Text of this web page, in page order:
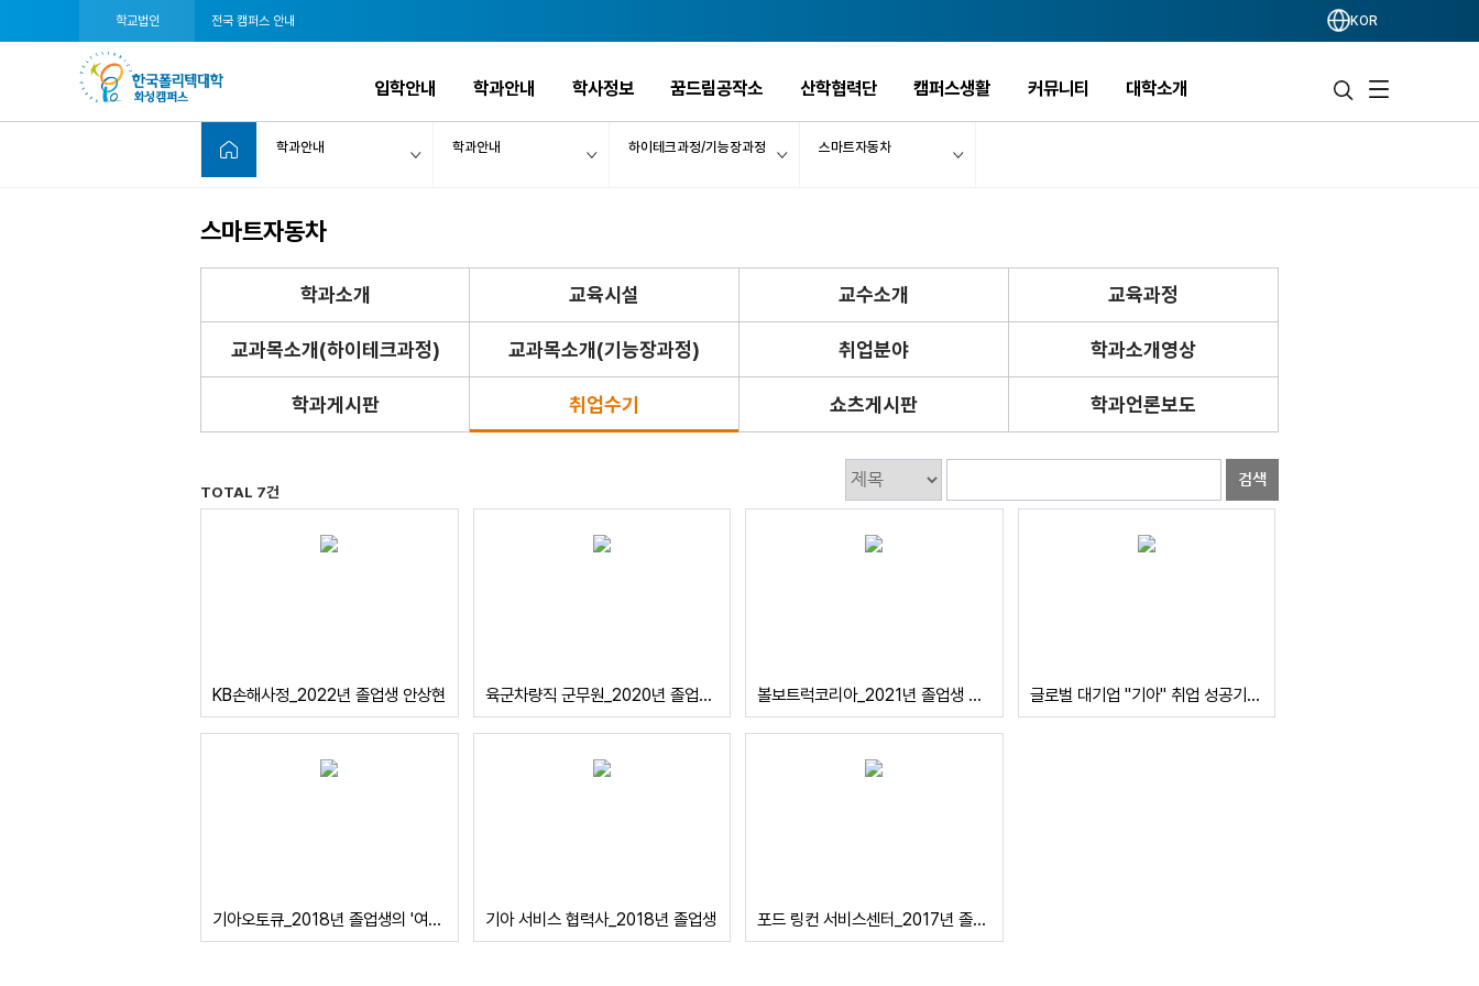
학교법인 전국 캠퍼스 안내 KOR
입학안내 학과안내 학사정보 꿈드림공작소 산학협력단 캠퍼스생활 커뮤니티 대학소개
학과안내 학과안내 하이테크과정/기능장과정 스마트자동차
스마트자동차
학과소개 교육시설 교수소개 교육과정
교과목소개(하이테크과정) 교과목소개(기능장과정) 취업분야 학과소개영상
학과게시판 취업수기 쇼츠게시판 학과언론보도
TOTAL 7건
검색
KB손해사정_2022년 졸업생 안상현 육군차량직 군무원_2020년 졸업생의 '늦깎이 대학 생활이 가져다준 공무원 합격증' 볼보트럭코리아_2021년 졸업생 노수현 글로벌 대기업 "기아" 취업 성공기_2017년 졸업생 유대현
기아오토큐_2018년 졸업생의 '여자도 할 수 있어요' 기아 서비스 협력사_2018년 졸업생 포드 링컨 서비스센터_2017년 졸업생의 '용기있는 한 걸음'